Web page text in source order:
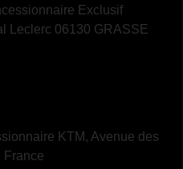
Exclusif
Leclerc 06130 GRASSE
KTM, Avenue des
France